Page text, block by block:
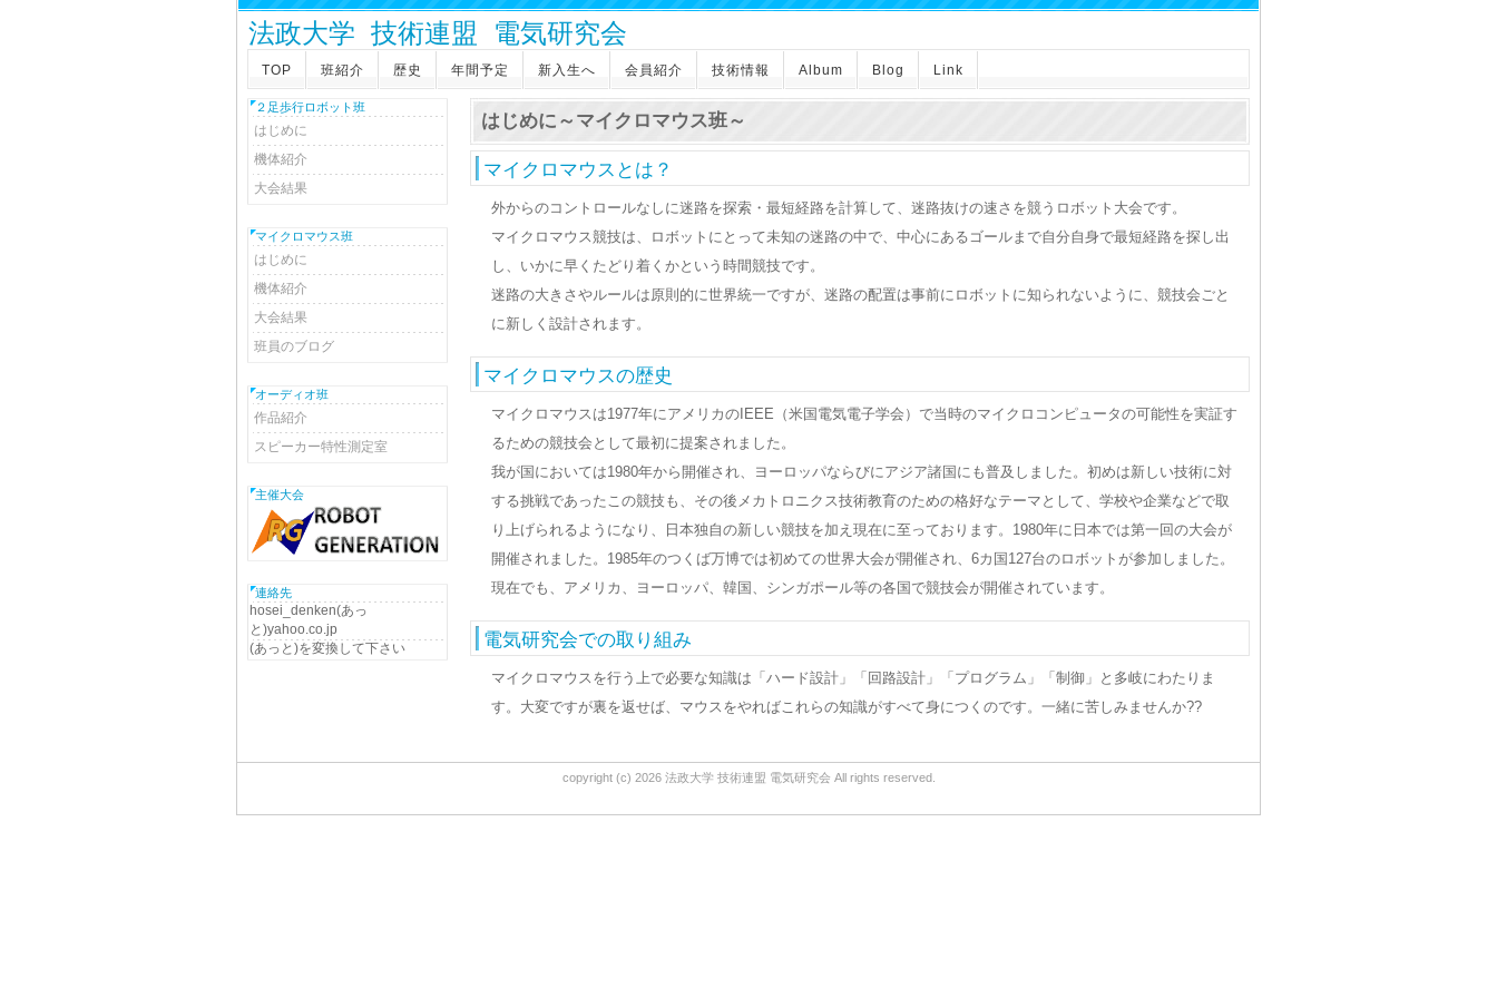
法政大学 技術連盟 電気研究会
TOP 班紹介 歴史 年間予定 新入生へ 会員紹介 技術情報 Album Blog Link
２足歩行ロボット班
はじめに
機体紹介
大会結果
マイクロマウス班
はじめに
機体紹介
大会結果
班員のブログ
オーディオ班
作品紹介
スピーカー特性測定室
主催大会
連絡先
hosei_denken(あっ
と)yahoo.co.jp
(あっと)を変換して下さい
はじめに～マイクロマウス班～
マイクロマウスとは？
外からのコントロールなしに迷路を探索・最短経路を計算して、迷路抜けの速さを競うロボット大会です。
マイクロマウス競技は、ロボットにとって未知の迷路の中で、中心にあるゴールまで自分自身で最短経路を探し出
し、いかに早くたどり着くかという時間競技です。
迷路の大きさやルールは原則的に世界統一ですが、迷路の配置は事前にロボットに知られないように、競技会ごと
に新しく設計されます。
マイクロマウスの歴史
マイクロマウスは1977年にアメリカのIEEE（米国電気電子学会）で当時のマイクロコンピュータの可能性を実証す
るための競技会として最初に提案されました。
我が国においては1980年から開催され、ヨーロッパならびにアジア諸国にも普及しました。初めは新しい技術に対
する挑戦であったこの競技も、その後メカトロニクス技術教育のための格好なテーマとして、学校や企業などで取
り上げられるようになり、日本独自の新しい競技を加え現在に至っております。1980年に日本では第一回の大会が
開催されました。1985年のつくば万博では初めての世界大会が開催され、6カ国127台のロボットが参加しました。
現在でも、アメリカ、ヨーロッパ、韓国、シンガポール等の各国で競技会が開催されています。
電気研究会での取り組み
マイクロマウスを行う上で必要な知識は「ハード設計」「回路設計」「プログラム」「制御」と多岐にわたりま
す。大変ですが裏を返せば、マウスをやればこれらの知識がすべて身につくのです。一緒に苦しみませんか??
copyright (c) 2026 法政大学 技術連盟 電気研究会 All rights reserved.